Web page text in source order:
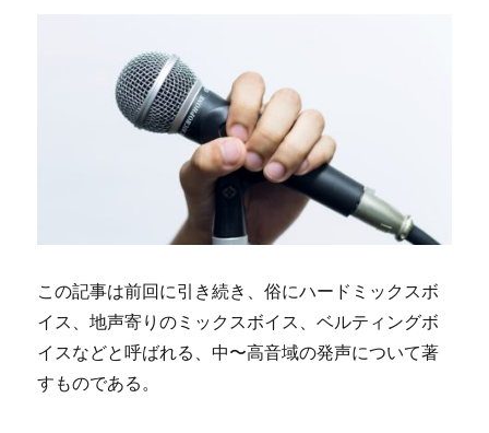
リ
を
飼
う
に
この記事は前回に引き続き、俗にハードミックスボ
イス、地声寄りのミックスボイス、ベルティングボ
イスなどと呼ばれる、中〜高音域の発声について著
すものである。